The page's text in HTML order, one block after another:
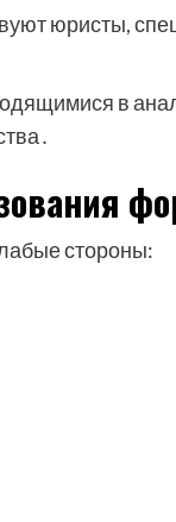
юристы,
в
стороны: